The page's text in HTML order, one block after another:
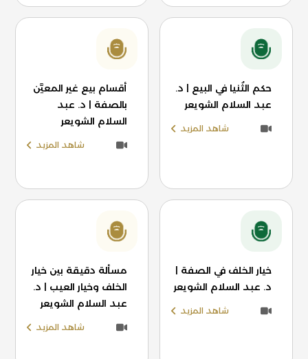
حكم الثُنيا في البيع | د.
عبد السلام الشويعر
شاهد المزيد
أقسام بيع غير المعيَّن
بالصفة | د. عبد
السلام الشويعر
شاهد المزيد
خيار الخلف في الصفة |
د. عبد السلام الشويعر
شاهد المزيد
مسألة دقيقة بين خيار
الخلف وخيار العيب | د.
عبد السلام الشويعر
شاهد المزيد